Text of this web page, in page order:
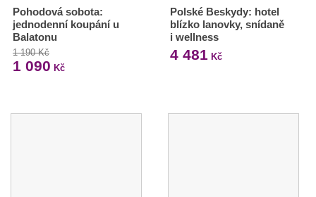
Pohodová sobota:
jednodenní koupání u
Balatonu
1 190 Kč
1 090 Kč
Polské Beskydy: hotel
blízko lanovky, snídaně
i wellness
4 481 Kč